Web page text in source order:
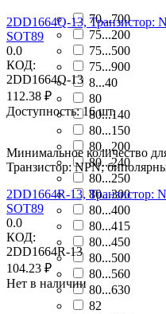
70...700
75...200
75...500
75...900
8...40
80
80...140
80...150
80...200
80...240
80...250
80...300
80...400
80...415
80...450
80...500
80...560
80...630
82
2DD1664Q-13,
SOT89
0.0
КОД:
2DD1664Q-13
112.38 ₽
Доступность: 16 шт.
Минимальное количество
Транзистор: NPN;
2DD1664R-13, Транзистор:
SOT89
0.0
КОД:
2DD1664R-13
104.23 ₽
Нет в наличии